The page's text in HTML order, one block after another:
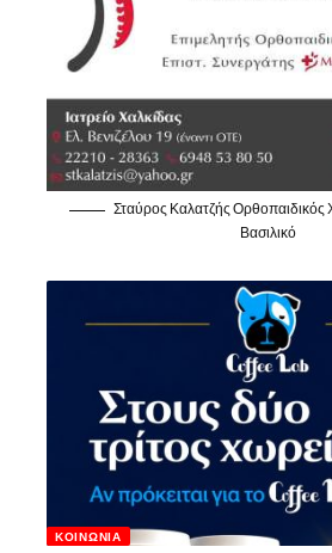
Σταύρος Καλατζής Ορθοπαιδικός
Βασιλικό
ΚΟΙΝΩΝΊΑ